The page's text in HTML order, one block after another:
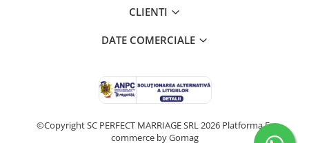
CLIENTI
DATE COMERCIALE
©Copyright SC PERFECT MARRIAGE SRL 2026 Platforma E-
commerce by Gomag